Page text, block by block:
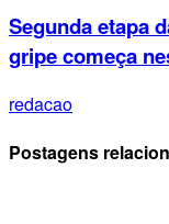
Segunda etapa
gripe começa
redacao
Postagens